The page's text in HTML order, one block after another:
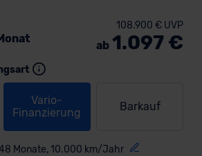
Vario-
Finanzierung
Barkauf
Monate, 10.000 km/Jahr
108.900 € UVP
ab 1.097 €